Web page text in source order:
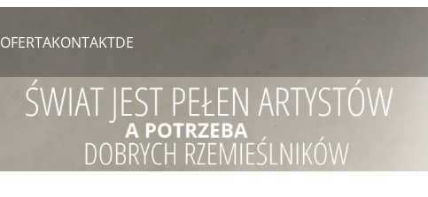
OFERTAKONTAKTDE